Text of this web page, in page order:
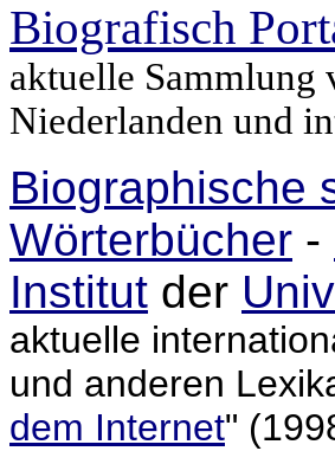
Biografisch
aktuelle Sammlung
Niederlanden und
Biographische
Wörterbücher -
Institut der
aktuelle
und anderen
dem Internet"